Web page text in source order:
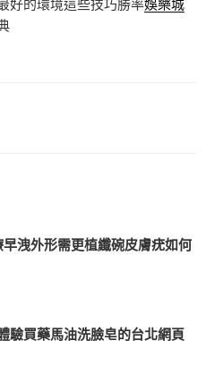
洩外形需更植纖碗皮膚疣如何
驗買藥馬油洗臉皂的台北網頁